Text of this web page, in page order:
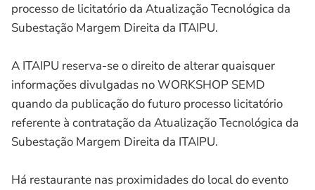
processo de licitatório da Atualização Tecnológica da
Subestação Margem Direita da ITAIPU.
A ITAIPU reserva-se o direito de alterar quaisquer
informações divulgadas no WORKSHOP SEMD
quando da publicação do futuro processo licitatório
referente à contratação da Atualização Tecnológica da
Subestação Margem Direita da ITAIPU.
Há restaurante nas proximidades do local do evento